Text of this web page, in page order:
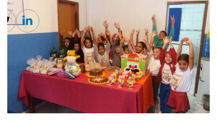
Twitter
Linkedin